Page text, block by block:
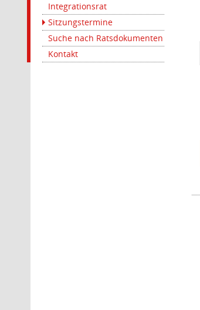
Integrationsrat
Sitzungstermine
Suche nach Ratsdokumenten
Kontakt